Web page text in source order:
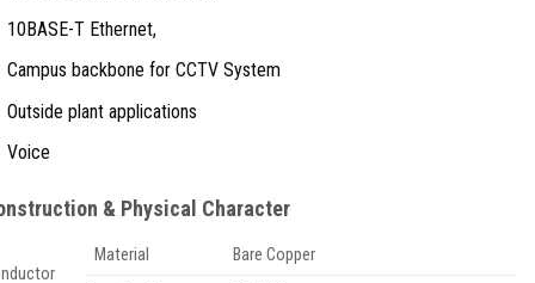
10BASE-T Ethernet,
Campus backbone for CCTV System
Outside plant applications
Voice
& Physical Character
Material
Bare Copper